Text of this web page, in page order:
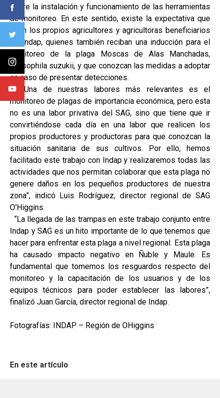
sobre la instalación y funcionamiento de las herramientas
de monitoreo. En este sentido, existe la expectativa que
sean los propios agricultores y agricultoras beneficiarios
de Indap, quienes también reciban una inducción para el
monitoreo de la plaga Moscas de Alas Manchadas,
Drosophila suzukii, y que conozcan las medidas a adoptar
en caso de presentar detecciones.
“Una de nuestras labores más relevantes es el
monitoreo de plagas de importancia económica, pero esta
no es una labor privativa del SAG, sino que tiene que ir
convirtiéndose cada día en una labor que realicen los
propios productores y productoras para que conozcan la
situación sanitaria de sus cultivos. Por ello, hemos
facilitado este trabajo con Indap y realizaremos todas las
actividades que nos permitan colaborar que esta plaga no
genere daños en los pequeños productores de nuestra
zona”, indicó Luis Rodríguez, director regional de SAG
O'Higgins.
“La llegada de las trampas en este trabajo conjunto entre
Indap y SAG es un hito importante de lo que tenemos que
hacer para enfrentar esta plaga a nivel regional. Esta plaga
ha causado impacto negativo en Ñuble y Maule. Es
fundamental que tomemos los resguardos respecto del
monitoreo y la capacitación de los usuarios y de los
equipos técnicos para poder establecer las labores”,
finalizó Juan García, director regional de Indap.
Fotografías: INDAP – Región de OHiggins
En este artículo